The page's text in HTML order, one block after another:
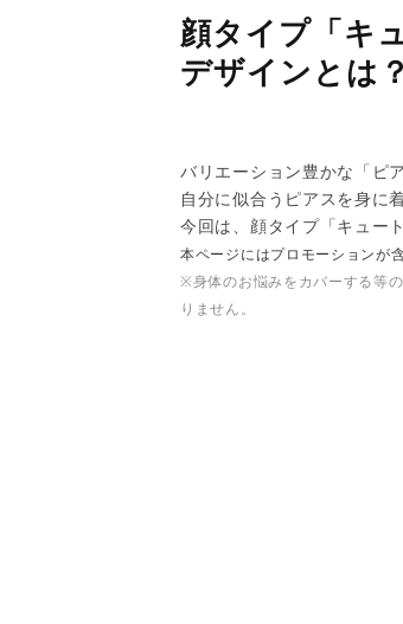
顔タイプ「キ
デザインとは？
バリエーション豊かな「ピ
自分に似合うピアスを身に
今回は、顔タイプ「キュー
本ページにはプロモーションが
※身体のお悩みをカバーする等
りません。